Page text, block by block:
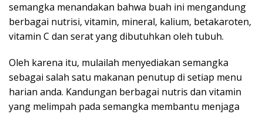
semangka menandakan bahwa buah ini mengandung
berbagai nutrisi, vitamin, mineral, kalium, betakaroten,
vitamin C dan serat yang dibutuhkan oleh tubuh.
Oleh karena itu, mulailah menyediakan semangka
sebagai salah satu makanan penutup di setiap menu
harian anda. Kandungan berbagai nutris dan vitamin
yang melimpah pada semangka membantu menjaga